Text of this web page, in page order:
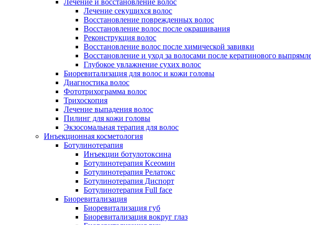
Лечение и восстановление волос
Лечение секущихся волос
Восстановление поврежденных волос
Восстановление волос после окрашивания
Реконструкция волос
Восстановление волос после химической завивки
Восстановление и уход за волосами после кератинового
Глубокое увлажнение сухих волос
Биоревитализация для волос и кожи головы
Диагностика волос
Фототрихограмма волос
Трихоскопия
Лечение выпадения волос
Пилинг для кожи головы
Экзосомальная терапия для волос
Инъекционная косметология
Ботулинотерапия
Инъекции ботулотоксина
Ботулинотерапия Ксеомин
Ботулинотерапия Релатокс
Ботулинотерапия Диспорт
Ботулинотерапия Full face
Биоревитализация
Биоревитализация губ
Биоревитализация вокруг глаз